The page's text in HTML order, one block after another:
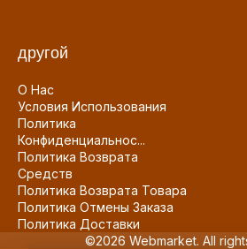
другой
О Нас
Условия Использования
Политика
Конфиденциальнос...
Политика Возврата
Средств
Политика Возврата Товара
Политика Отмены Заказа
Политика Доставки
©2026 Webmarket. All